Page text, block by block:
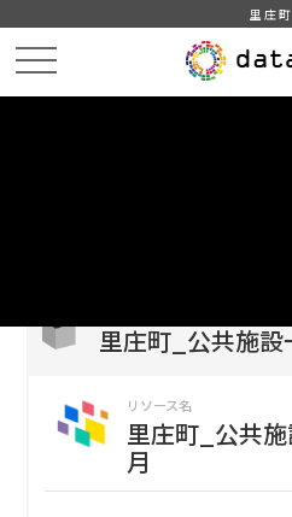
里庄町
里庄町_公共施設
リソース名
里庄町_公共
月